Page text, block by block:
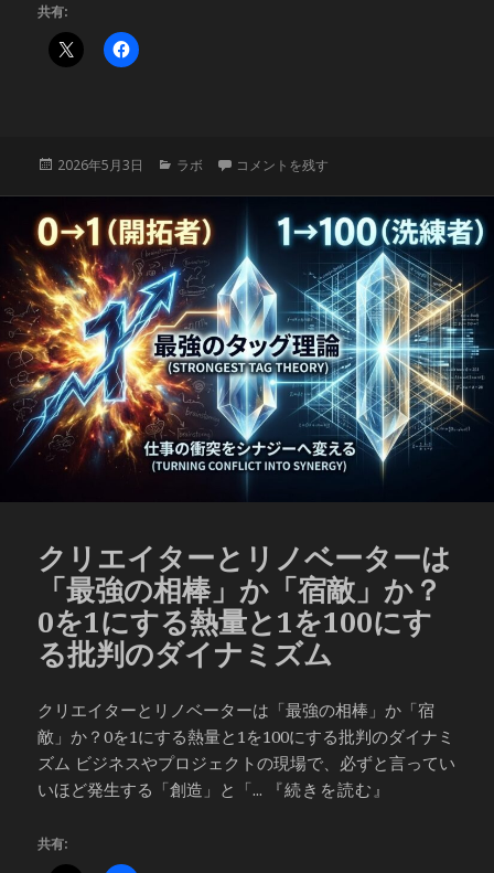
共有:
投
2026年5月3日
カ
リ
ー
ラボ 子供の字が汚いのは脳の回転が速いから
コメントを残す
クリエイターとリノベーターは
「最強の相棒」か「宿敵」か？
0を1にする熱量と1を100にす
る批判のダイナミズム
クリエイターとリノベーターは「最強の相棒」か「宿
敵」か？0を1にする熱量と1を100にする批判のダイナミ
ズム ビジネスやプロジェクトの現場で、必ずと言ってい
いほど発生する「創造」と「...
『続きを読む』
共有: